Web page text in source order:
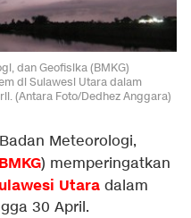
dan Geofisika (BMKG)
di Sulawesi Utara dalam
(Antara Foto/Dedhez Anggara)
Badan Meteorologi,
BMKG) memperingatkan
Utara dalam
30 April.